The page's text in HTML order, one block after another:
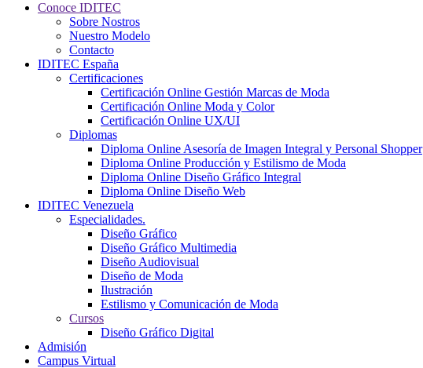
Conoce IDITEC
Sobre Nostros
Nuestro Modelo
Contacto
IDITEC España
Certificaciones
Certificación Online Gestión Marcas de Moda
Certificación Online Moda y Color
Certificación Online UX/UI
Diplomas
Diploma Online Asesoría de Imagen Integral y Personal Shopper
Diploma Online Producción y Estilismo de Moda
Diploma Online Diseño Gráfico Integral
Diploma Online Diseño Web
IDITEC Venezuela
Especialidades.
Diseño Gráfico
Diseño Gráfico Multimedia
Diseño Audiovisual
Diseño de Moda
Ilustración
Estilismo y Comunicación de Moda
Cursos
Diseño Gráfico Digital
Admisión
Campus Virtual